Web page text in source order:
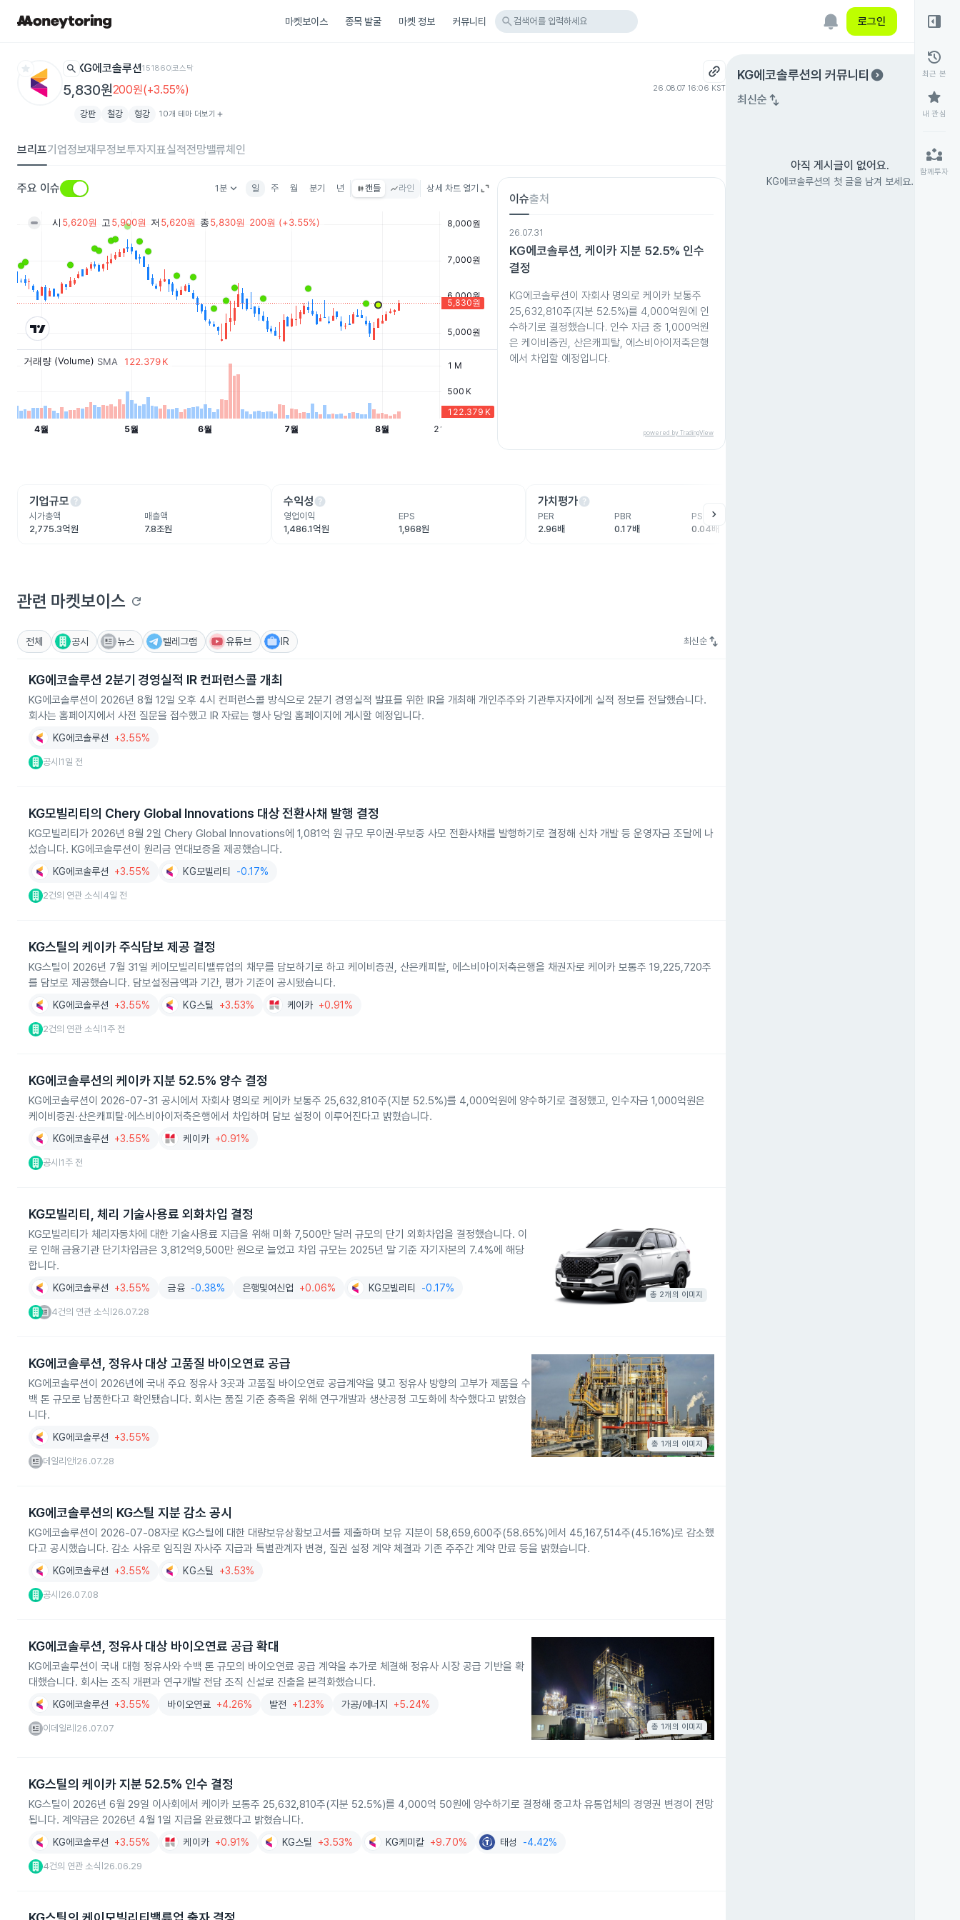
마켓보이스 종목 발굴 마켓 정보 커뮤니티 search 검색어를 입력하세요 로그인
star search KG에코솔루션151860코스닥
5,830원200원(+3.55%) 26.08.07 16:06 KST
강판 철강 형강 10개 테마 더보기 add
브리프기업정보재무정보투자지표실적전망밸류체인
주요 이슈 1분keyboard_arrow_down 일 주 월 분기 년 캔들 라인 상세 차트 열기
이슈출처
26.07.31
KG에코솔루션, 케이카 지분 52.5% 인수
결정
KG에코솔루션이 자회사 명의로 케이카 보통주
25,632,810주(지분 52.5%)를 4,000억원에 인
수하기로 결정했습니다. 인수 자금 중 1,000억원
은 케이비증권, 산은캐피탈, 에스비아이저축은행
에서 차입할 예정입니다.
powered by TradingView
기업규모help
시가총액
2,775.3억원
매출액
7.8조원
수익성help
영업이익
1,486.1억원
EPS
1,968원
가치평가help
PER
2.96배
PBR
0.17배
PSR
0.04배
chevron_right
관련 마켓보이스 refresh
전체 공시 뉴스 텔레그램 유튜브 IR 최신순 swap_vert
KG에코솔루션 2분기 경영실적 IR 컨퍼런스콜 개최
KG에코솔루션이 2026년 8월 12일 오후 4시 컨퍼런스콜 방식으로 2분기 경영실적 발표를 위한 IR을 개최해 개인주주와 기관투자자에게 실적 정보를 전달했습니다.
회사는 홈페이지에서 사전 질문을 접수했고 IR 자료는 행사 당일 홈페이지에 게시할 예정입니다.
KG에코솔루션 +3.55%
공시 |1일 전
KG모빌리티의 Chery Global Innovations 대상 전환사채 발행 결정
KG모빌리티가 2026년 8월 2일 Chery Global Innovations에 1,081억 원 규모 무이권·무보증 사모 전환사채를 발행하기로 결정해 신차 개발 등 운영자금 조달에 나
섰습니다. KG에코솔루션이 원리금 연대보증을 제공했습니다.
KG에코솔루션 +3.55% KG모빌리티 -0.17%
2건의 연관 소식 4일 전
KG스틸의 케이카 주식담보 제공 결정
KG스틸이 2026년 7월 31일 케이모빌리티밸류업의 채무를 담보하기로 하고 케이비증권, 산은캐피탈, 에스비아이저축은행을 채권자로 케이카 보통주 19,225,720주
를 담보로 제공했습니다. 담보설정금액과 기간, 평가 기준이 공시됐습니다.
KG에코솔루션 +3.55% KG스틸 +3.53% 케이카 +0.91%
2건의 연관 소식 1주 전
KG에코솔루션의 케이카 지분 52.5% 양수 결정
KG에코솔루션이 2026-07-31 공시에서 자회사 명의로 케이카 보통주 25,632,810주(지분 52.5%)를 4,000억원에 양수하기로 결정했고, 인수자금 1,000억원은
케이비증권·산은캐피탈·에스비아이저축은행에서 차입하며 담보 설정이 이루어진다고 밝혔습니다.
KG에코솔루션 +3.55% 케이카 +0.91%
공시 |1주 전
KG모빌리티, 체리 기술사용료 외화차입 결정
KG모빌리티가 체리자동차에 대한 기술사용료 지급을 위해 미화 7,500만 달러 규모의 단기 외화차입을 결정했습니다. 이
로 인해 금융기관 단기차입금은 3,812억9,500만 원으로 늘었고 차입 규모는 2025년 말 기준 자기자본의 7.4%에 해당
합니다.
KG에코솔루션 +3.55% 금융 -0.38% 은행및여신업 +0.06% KG모빌리티 -0.17%
4건의 연관 소식 26.07.28
총 2개의 이미지
KG에코솔루션, 정유사 대상 고품질 바이오연료 공급
KG에코솔루션이 2026년에 국내 주요 정유사 3곳과 고품질 바이오연료 공급계약을 맺고 정유사 방향의 고부가 제품을 수
백 톤 규모로 납품한다고 확인됐습니다. 회사는 품질 기준 충족을 위해 연구개발과 생산공정 고도화에 착수했다고 밝혔습
니다.
KG에코솔루션 +3.55%
데일리안| 26.07.28
총 1개의 이미지
KG에코솔루션의 KG스틸 지분 감소 공시
KG에코솔루션이 2026-07-08자로 KG스틸에 대한 대량보유상황보고서를 제출하며 보유 지분이 58,659,600주(58.65%)에서 45,167,514주(45.16%)로 감소했
다고 공시했습니다. 감소 사유로 임직원 자사주 지급과 특별관계자 변경, 질권 설정 계약 체결과 기존 주주간 계약 만료 등을 밝혔습니다.
KG에코솔루션 +3.55% KG스틸 +3.53%
공시 26.07.08
KG에코솔루션, 정유사 대상 바이오연료 공급 확대
KG에코솔루션이 국내 대형 정유사와 수백 톤 규모의 바이오연료 공급 계약을 추가로 체결해 정유사 시장 공급 기반을 확
대했습니다. 회사는 조직 개편과 연구개발 전담 조직 신설로 진출을 본격화했습니다.
KG에코솔루션 +3.55% 바이오연료 +4.26% 발전 +1.23% 가공/에너지 +5.24%
이데일리 26.07.07 총 1개의 이미지
KG스틸의 케이카 지분 52.5% 인수 결정
KG스틸이 2026년 6월 29일 이사회에서 케이카 보통주 25,632,810주(지분 52.5%)를 4,000억 50원에 양수하기로 결정해 중고차 유통업체의 경영권 변경이 전망
됩니다. 계약금은 2026년 4월 1일 지급을 완료했다고 밝혔습니다.
KG에코솔루션 +3.55% 케이카 +0.91% KG스틸 +3.53% KG케미칼 +9.70% 태성 -4.42%
4건의 연관 소식 26.06.29
KG에코솔루션의 커뮤니티 expand_circle_right
최신순 swap_vert
아직 게시글이 없어요.
KG에코솔루션의 첫 글을 남겨 보세요.
right_panel_open
history
최근 본
star
내 관심
partner_exchange
함께투자